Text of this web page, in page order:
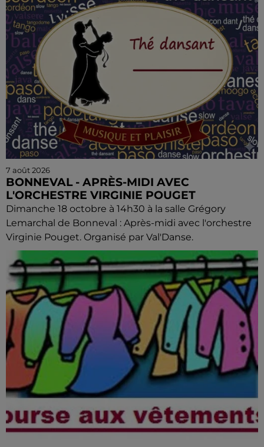
7 août 2026
BONNEVAL - APRÈS-MIDI AVEC
L'ORCHESTRE VIRGINIE POUGET
Dimanche 18 octobre à 14h30 à la salle Grégory
Lemarchal de Bonneval : Après-midi avec l'orchestre
Virginie Pouget. Organisé par Val'Danse.